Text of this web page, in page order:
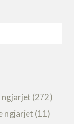
ngjarjet (272)
ngjarjet (11)